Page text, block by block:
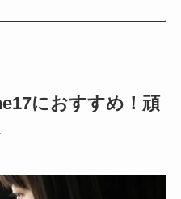
におすすめ！頑